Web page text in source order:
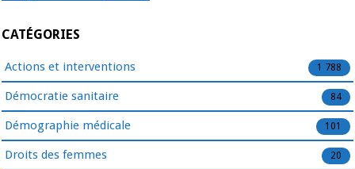
CATÉGORIES
Actions et interventions 1 788
Démocratie sanitaire 84
Démographie médicale 101
Droits des femmes 20